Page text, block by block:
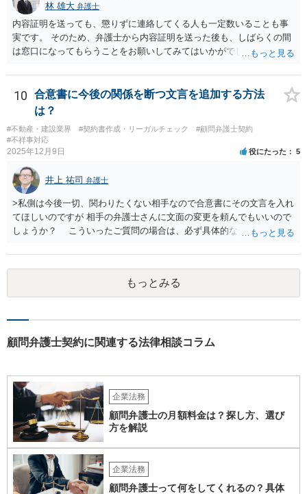
個別受任に進む場合の扱いなどを明確に定めておく必要が大きいと考
えられます。
林 雄大 弁護士
内容証明を送っても、懲りずに連絡してくる人も一定数いることも事
実です。 そのため、弁護士から内容証明を送った後も、しばらくの間
は窓口になってもらうことをお願いしてみてはいかがでしょうか。 そ
口（弁護士に）言ってください」とだけお伝えし、それ以外には一切
応じないという姿勢をとることができるため、スタッフの方の負担軽
減を図れると思います。 大変な状況かと思いますが、ご参考になりま
したら幸いです。
10
合意書に今後の関係を断つ文言を追加する方法
は？
#不動産・建設業界 #契約書作成・リーガルチェック
#顧問弁護士契約
#不祥事対応
2025年12月9日 役にたった 5
井上 祐司 弁護士
>私側は今後一切、関わりたくない相手なので合意書にその文言を入れ
てほしいのですが 相手の弁護士さんに文面の変更を頼んでもいいので
しょうか？ こういったご質問の場合は、必ず具体的な合意書案をも
には、ご質問のような懸念を払しょくするために、 「甲及び乙は，本
示談書に記載するもののほか，甲と乙の間には何らの債権債務が存し
ないことを相互に確認する。」 という清算条項を入れることが一般的
です。 以上に加え、「本件については，当事者協議の結果，上記示
議，請求の申立をしないことを誓約する。」という条項を入れること
し、予測できない後発的損害については示談後であっても請求できる
ので、上記の清算条項のみの場合がほとんどです。
もっとみる
顧問弁護士契約に関連する法律相談コラム
企業法務
顧問弁護士の月額料金は？探し方、選び
方を解説
企業法務
顧問弁護士って何をしてくれるの？具体